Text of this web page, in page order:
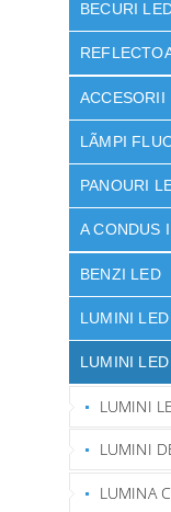
BECURI
ACCESORII
LÃMPI
PANOURI
A CONDUS
BENZI LED
LUMINI LED
LUMINI
LUMINI
LUMINI
LUMINA